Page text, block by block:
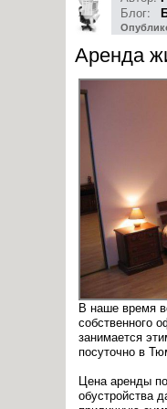
Блог:
Аренда
В наше время
собственного
занимается
посуточно в
Цена аренды
обустройства